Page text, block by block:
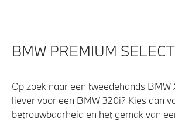
Akoestische waarschuwing voor
BMW PREMIUM
Op zoek naar een tweedehands BMW
liever voor een BMW 320i? Kies dan
betrouwbaarheid en het gemak van